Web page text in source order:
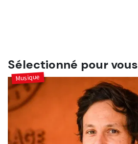
Sélectionné pour vous
Musique